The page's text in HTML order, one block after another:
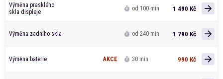
Výměna prasklého
skla displeje
od 100 min 1 490 Kč
Výměna zadního skla od 240 min 1 790 Kč
Výměna baterie AKCE 30 min 990 Kč